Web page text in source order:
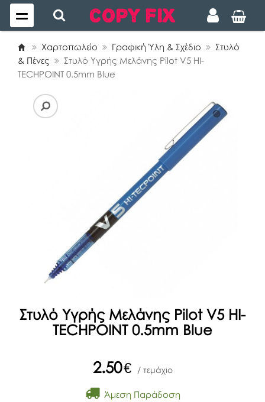
Χαρτοπωλείο Γραφική Ύλη & Σχέδιο
Στυλό
& Πένες
Στυλό Υγρής Μελάνης Pilot V5 HI-
TECHPOINT 0.5mm Blue
Στυλό Υγρής Μελάνης Pilot V5 HI-
TECHPOINT 0.5mm Blue
2.50€ / τεμάχιο
Άμεση Παράδοση